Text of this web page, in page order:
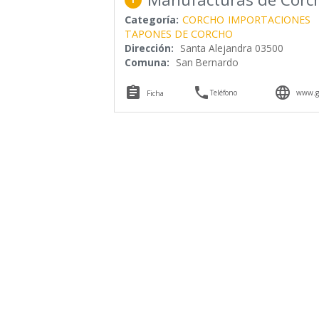
Categoría: CORCHO IMPORTACIONES
TAPONES DE CORCHO
Dirección: Santa Alejandra 03500
Comuna: San Bernardo
 Ficha Teléfono 